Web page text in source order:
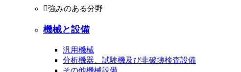
強みのある分野
機械と設備
汎用機械
分析機器、試験機及び非破壊検査設備
その他機械設備